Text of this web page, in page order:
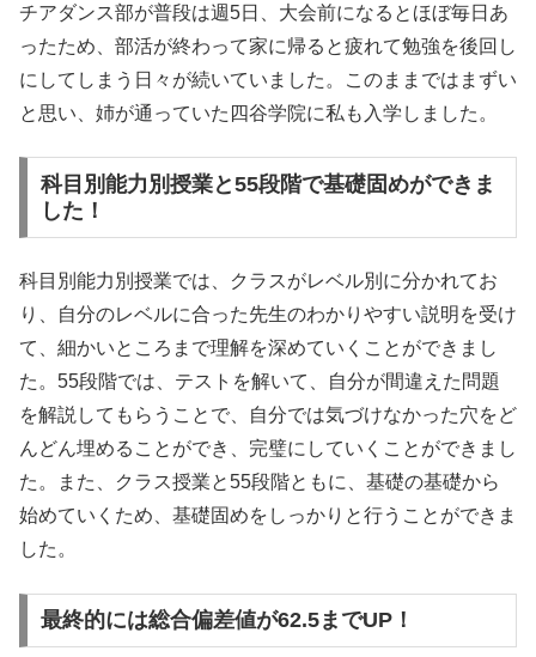
チアダンス部が普段は週5日、大会前になるとほぼ毎日あ
ったため、部活が終わって家に帰ると疲れて勉強を後回し
にしてしまう日々が続いていました。このままではまずい
と思い、姉が通っていた四谷学院に私も入学しました。
科目別能力別授業と55段階で基礎固めができま
した！
科目別能力別授業では、クラスがレベル別に分かれてお
り、自分のレベルに合った先生のわかりやすい説明を受け
て、細かいところまで理解を深めていくことができまし
た。55段階では、テストを解いて、自分が間違えた問題
を解説してもらうことで、自分では気づけなかった穴をど
んどん埋めることができ、完璧にしていくことができまし
た。また、クラス授業と55段階ともに、基礎の基礎から
始めていくため、基礎固めをしっかりと行うことができま
した。
最終的には総合偏差値が62.5までUP！